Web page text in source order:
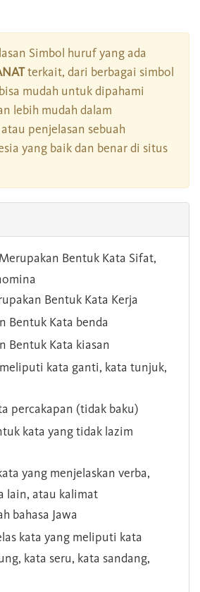
Simbol huruf yang ada
terkait, dari berbagai simbol
mudah untuk dipahami
lebih mudah dalam
penjelasan sebuah
yang baik dan benar di situs
Bentuk Kata Sifat,
Bentuk Kata Kerja
Bentuk Kata benda
Bentuk Kata kiasan
kata ganti, kata tunjuk,
percakapan (tidak baku)
kata yang tidak lazim
yang menjelaskan verba,
lain, atau kalimat
bahasa Jawa
kata yang meliputi kata
kata seru, kata sandang,